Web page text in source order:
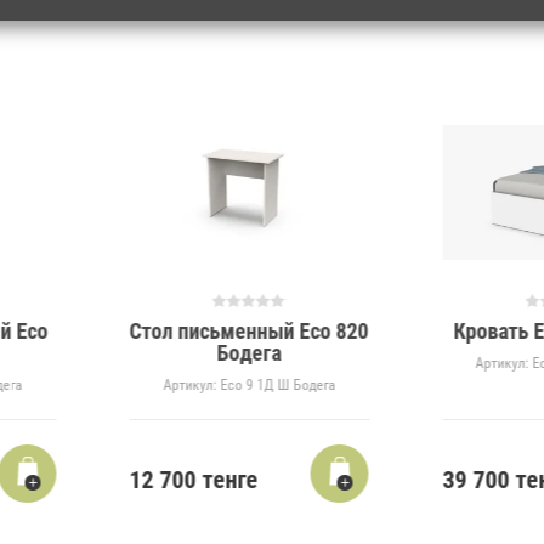
Eco
Стол письменный Eco 820
Бодега
Артикул: Eco 9 1Д Ш Бодега
12 700 тенге
Кровать
Артикул:
39 700